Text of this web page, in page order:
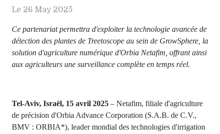
Le 26 May 2025
Ce partenariat permettra d'exploiter la technologie avancée de
détection des plantes de Treetoscope au sein de GrowSphere, la
solution d'agriculture numérique d'Orbia Netafim, offrant ainsi
aux agriculteurs une surveillance complète en temps réel.
Tel-Aviv, Israël, 15 avril 2025 – Netafim, filiale d'agriculture
de précision d'Orbia Advance Corporation (S.A.B. de C.V.,
BMV : ORBIA*), leader mondial des technologies d'irrigation